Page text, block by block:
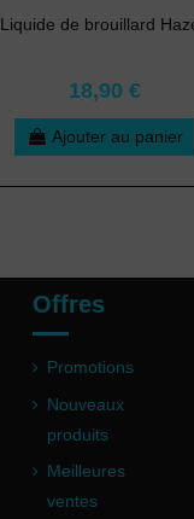
Liquide de brouillard
18,90 €
Ajouter au panier
Offres
Promotions
Nouveaux
produits
Meilleures
ventes